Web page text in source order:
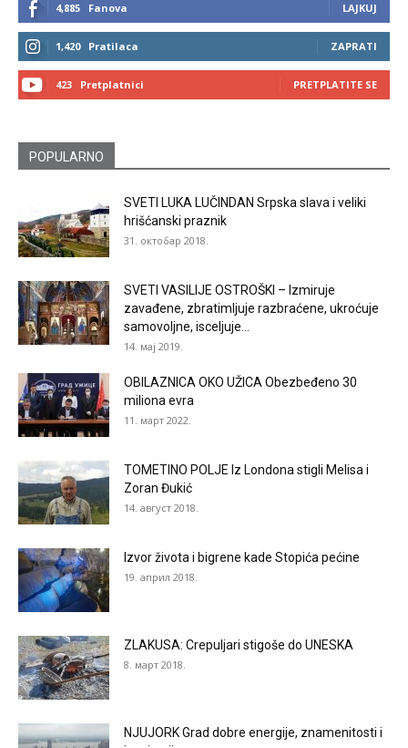
4,885 Fanova LAJKUJ
1,420 Pratilaca ZAPRATI
423 Pretplatnici PRETPLATITE SE
POPULARNO
SVETI LUKA LUČINDAN Srpska slava i veliki
hrišćanski praznik
31. октобар 2018.
SVETI VASILIJE OSTROŠKI – Izmiruje
zavađene, zbratimljuje razbraćene, ukroćuje
samovoljne, isceljuje...
14. мај 2019.
OBILAZNICA OKO UŽICA Obezbeđeno 30
miliona evra
11. март 2022.
TOMETINO POLJE Iz Londona stigli Melisa i
Zoran Đukić
14. август 2018.
Izvor života i bigrene kade Stopića pećine
19. април 2018.
ZLAKUSA: Crepuljari stigoše do UNESKA
8. март 2018.
NJUJORK Grad dobre energije, znamenitosti i